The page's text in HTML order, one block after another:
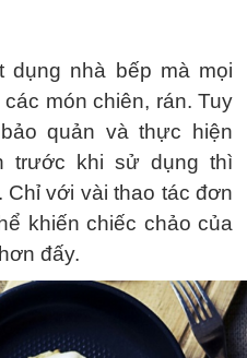
dụng nhà bếp mà mọi
món chiên, rán. Tuy
quản và thực hiện
trước khi sử dụng thì
với vài thao tác đơn
khiến chiếc chảo của
đấy.